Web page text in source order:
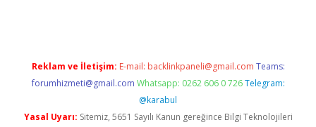
Reklam ve İletişim: E-mail: backlinkpaneli@gmail.com Teams:
forumhizmeti@gmail.com Whatsapp: 0262 606 0 726 Telegram:
@karabul
Yasal Uyarı: Sitemiz, 5651 Sayılı Kanun gereğince Bilgi Teknolojileri